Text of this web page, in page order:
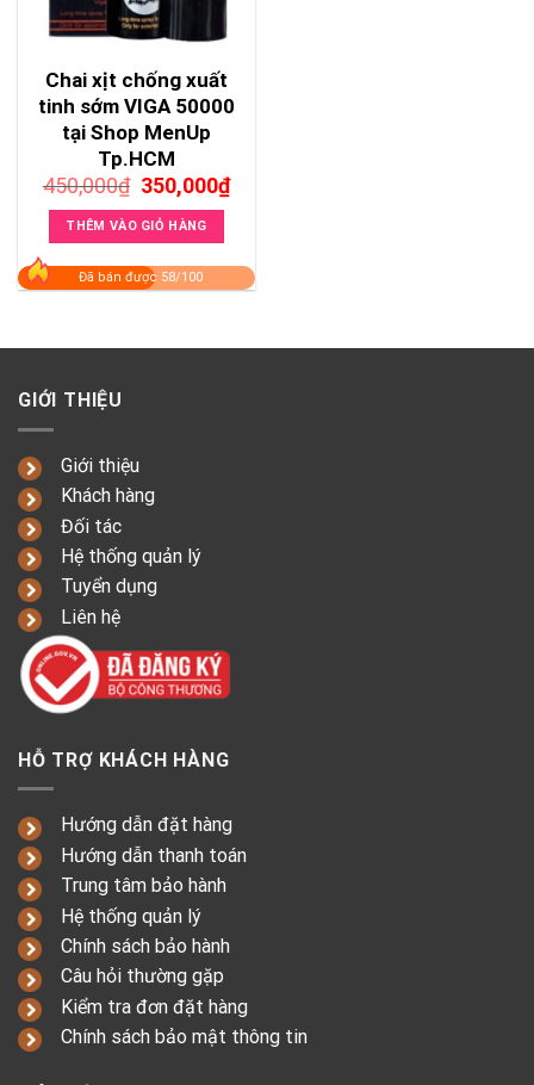
Chai xịt chống xuất
tinh sớm VIGA 50000
tại Shop MenUp
Tp.HCM
450,000₫ Giá
gốc
là:
450,000₫.
350,000₫Giá
350,000₫.
THÊM VÀO GIỎ HÀNG
Đã bán được 58/100
GIỚI THIỆU
Giới thiệu
Khách hàng
Đối tác
Hệ thống quản lý
Tuyển dụng
Liên hệ
HỖ TRỢ KHÁCH HÀNG
Hướng dẫn đặt hàng
Hướng dẫn thanh toán
Trung tâm bảo hành
Hệ thống quản lý
Chính sách bảo hành
Câu hỏi thường gặp
Kiểm tra đơn đặt hàng
Chính sách bảo mật thông tin